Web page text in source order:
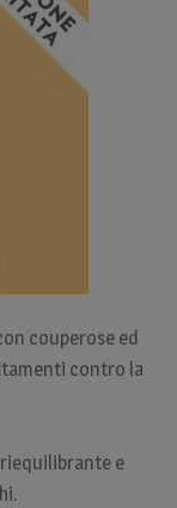
couperose ed
contro la
e